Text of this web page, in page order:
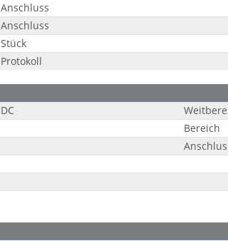
Anschluss
Anschluss
Stück
Protokoll
DC
Bereich